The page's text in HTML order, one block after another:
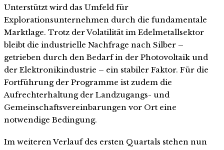
Unterstützt wird das Umfeld für
Explorationsunternehmen durch die fundamentale
Marktlage. Trotz der Volatilität im Edelmetallsektor
bleibt die industrielle Nachfrage nach Silber –
getrieben durch den Bedarf in der Photovoltaik und
der Elektronikindustrie – ein stabiler Faktor. Für die
Fortführung der Programme ist zudem die
Aufrechterhaltung der Landzugangs- und
Gemeinschaftsvereinbarungen vor Ort eine
notwendige Bedingung.
Im weiteren Verlauf des ersten Quartals stehen nun